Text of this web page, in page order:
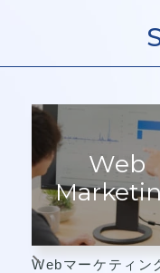
Web
Webマーケティン